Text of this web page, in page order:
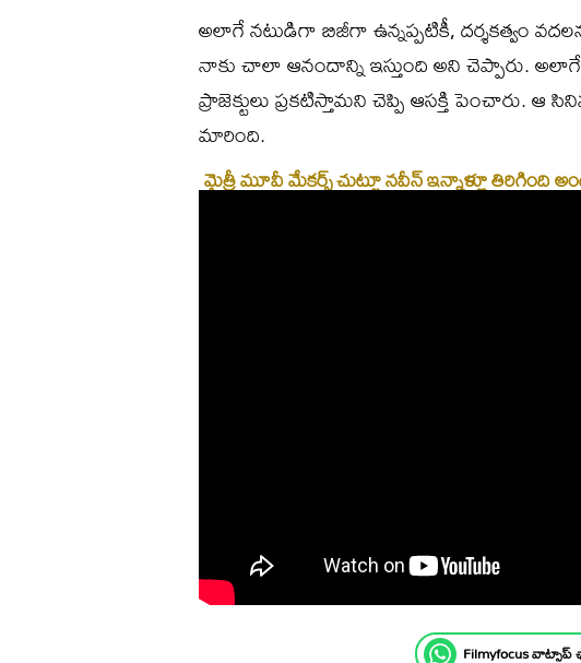
అలాగే నటుడిగా బిజీగా ఉన్నప్పటికీ, దర్శకత్వం
నాకు చాలా ఆనందాన్ని ఇస్తుంది అని చెప్పారు. అలాగే
ప్రాజెక్టులు ప్రకటిస్తామని చెప్పి ఆసక్తి పెంచారు.
మారింది.
మైత్రీ మూవీ మేకర్స్‌ చుట్టూ నవీన్‌ ఇన్నాళ్లూ తిరిగింది
Filmyfocus